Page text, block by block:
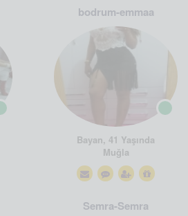
bodrum-emmaa
Bayan, 41 Yaşında
Muğla
Semra-Semra